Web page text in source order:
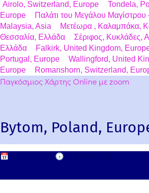
Airolo, Switzerland, Europe
Tondela,
Europe
Παλάτι του Μεγάλου
Malaysia, Asia
Μετέωρα , Καλαμπάκα,
Θεσσαλία, Ελλάδα
Σέριφος, Κυκλάδες,
Ελλάδα
Falkirk, United Kingdom,
Portugal, Europe
Wallingford, United
Europe
Romanshorn, Switzerland,
Παγκόσμιος Χάρτης Online με zoom
Bytom, Poland,
📅 🕟